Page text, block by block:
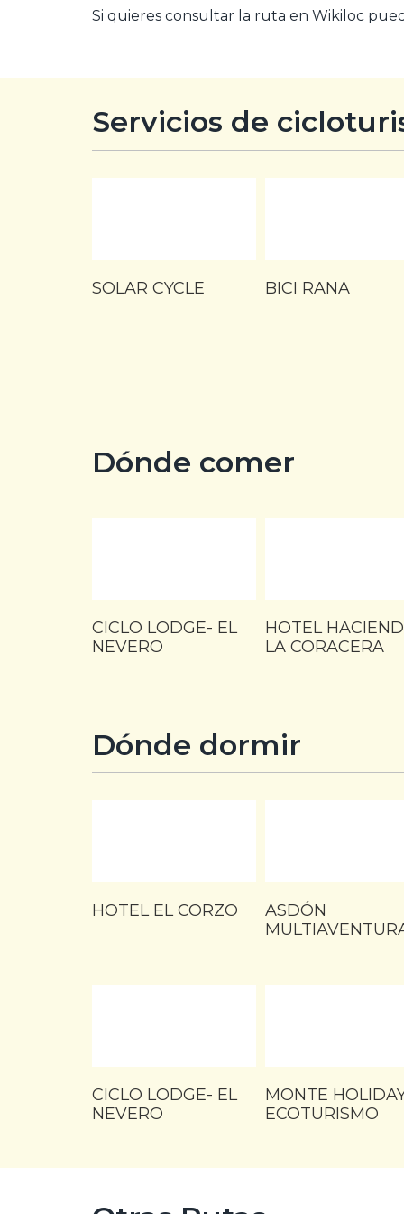
Si quieres consultar la ruta en Wikiloc
Servicios de
SOLAR CYCLE BICI RANA
Dónde comer
CICLO LODGE- EL
NEVERO
HOTEL
LA CORACERA
Dónde dormir
HOTEL EL CORZO
ASDÓN
CICLO LODGE- EL
NEVERO
MONTE
ECOTURISMO